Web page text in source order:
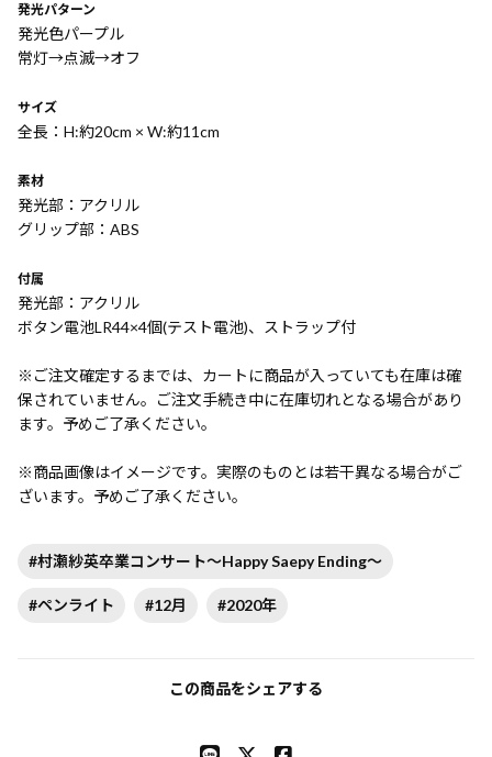
発光パターン
発光色パープル
常灯→点滅→オフ
サイズ
全長：H:約20cm × W:約11cm
素材
発光部：アクリル
グリップ部：ABS
付属
発光部：アクリル
ボタン電池LR44×4個(テスト電池)、ストラップ付
※ご注文確定するまでは、カートに商品が入っていても在庫は確
保されていません。ご注文手続き中に在庫切れとなる場合があり
ます。予めご了承ください。
※商品画像はイメージです。実際のものとは若干異なる場合がご
ざいます。予めご了承ください。
#村瀬紗英卒業コンサート～Happy Saepy Ending～
#ペンライト #12月 #2020年
この商品をシェアする